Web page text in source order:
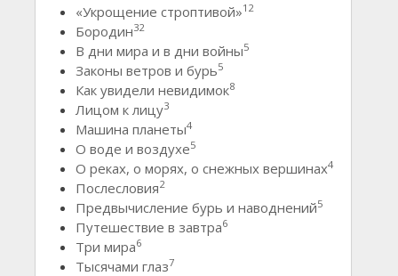
«Укрощение строптивой»12
Бородин32
В дни мира и в дни войны5
Законы ветров и бурь5
Как увидели невидимок8
Лицом к лицу3
Машина планеты4
О воде и воздухе5
О реках, о морях, о снежных вершинах4
Послесловия2
Предвычисление бурь и наводнений5
Путешествие в завтра6
Три мира6
Тысячами глаз7